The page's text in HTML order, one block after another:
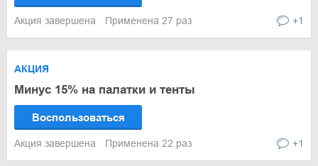
Акция завершена Применена 27 раз +1
АКЦИЯ
Минус 15% на палатки и тенты
Воспользоваться
Акция завершена Применена 22 раз +1